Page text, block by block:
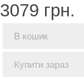
3079 грн.
В кошик
Купити зараз